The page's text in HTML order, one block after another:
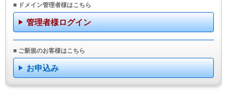
■ ドメイン管理者様はこちら
管理者様ログイン
■ ご新規のお客様はこちら
お申込み